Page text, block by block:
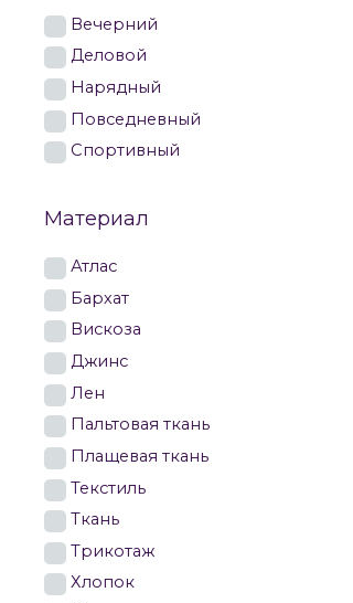
Вечерний
Деловой
Нарядный
Повседневный
Спортивный
Материал
Атлас
Бархат
Вискоза
Джинс
Лен
Пальтовая ткань
Плащевая ткань
Текстиль
Ткань
Трикотаж
Хлопок